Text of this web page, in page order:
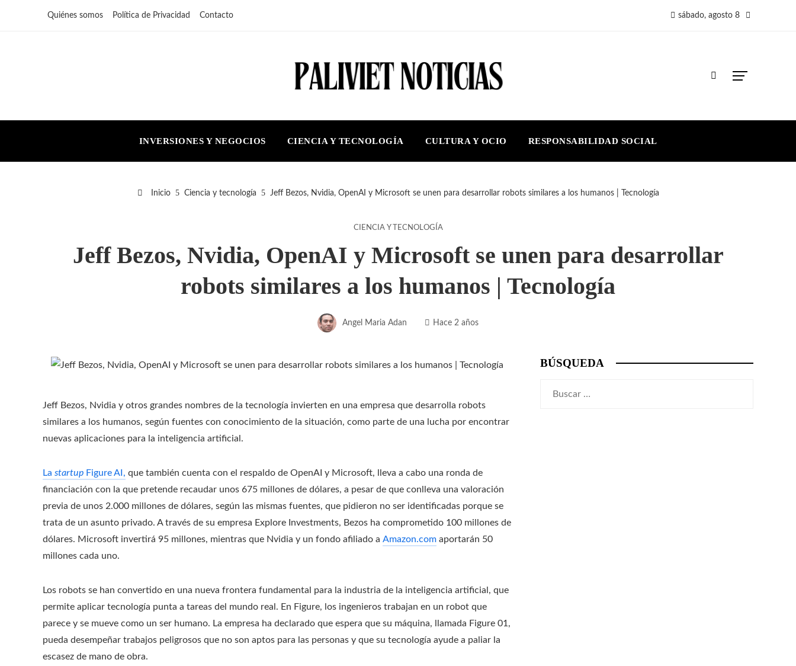
Quiénes somos Política de Privacidad Contacto sábado, agosto 8
INVERSIONES Y NEGOCIOS CIENCIA Y TECNOLOGÍA CULTURA Y OCIO RESPONSABILIDAD SOCIAL
Inicio Ciencia y tecnología Jeff Bezos, Nvidia, OpenAI y Microsoft se unen para desarrollar robots similares a los humanos | Tecnología
CIENCIA Y TECNOLOGÍA
Jeff Bezos, Nvidia, OpenAI y Microsoft se unen para desarrollar
robots similares a los humanos | Tecnología
Angel Maria Adan Hace 2 años
Jeff Bezos, Nvidia y otros grandes nombres de la tecnología invierten en una empresa que desarrolla robots
similares a los humanos, según fuentes con conocimiento de la situación, como parte de una lucha por encontrar
nuevas aplicaciones para la inteligencia artificial.
La startup Figure AI, que también cuenta con el respaldo de OpenAI y Microsoft, lleva a cabo una ronda de
financiación con la que pretende recaudar unos 675 millones de dólares, a pesar de que conlleva una valoración
previa de unos 2.000 millones de dólares, según las mismas fuentes, que pidieron no ser identificadas porque se
trata de un asunto privado. A través de su empresa Explore Investments, Bezos ha comprometido 100 millones de
dólares. Microsoft invertirá 95 millones, mientras que Nvidia y un fondo afiliado a Amazon.com aportarán 50
millones cada uno.
Los robots se han convertido en una nueva frontera fundamental para la industria de la inteligencia artificial, que
permite aplicar tecnología punta a tareas del mundo real. En Figure, los ingenieros trabajan en un robot que
parece y se mueve como un ser humano. La empresa ha declarado que espera que su máquina, llamada Figure 01,
pueda desempeñar trabajos peligrosos que no son aptos para las personas y que su tecnología ayude a paliar la
escasez de mano de obra.
BÚSQUEDA